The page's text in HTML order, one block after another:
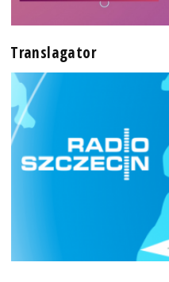
Translagator